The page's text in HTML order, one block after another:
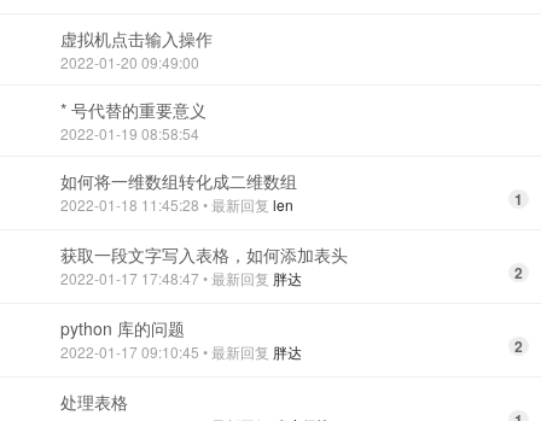
虚拟机点击输入操作
2022-01-20 09:49:00
* 号代替的重要意义
2022-01-19 08:58:54
如何将一维数组转化成二维数组
2022-01-18 11:45:28 • 最新回复 len 1
获取一段文字写入表格，如何添加表头
2022-01-17 17:48:47 • 最新回复 胖达 2
python 库的问题
2022-01-17 09:10:45 • 最新回复 胖达 2
处理表格